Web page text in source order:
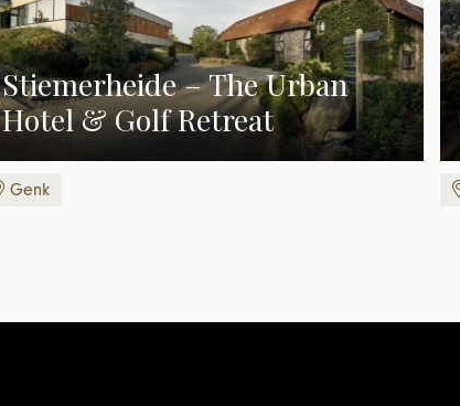
Stiemerheide – The Urban
Hotel & Golf Retreat
Genk